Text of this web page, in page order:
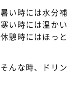
暑い時には水分
寒い時には温かい
休憩時にはほっ
そんな時、ドリ